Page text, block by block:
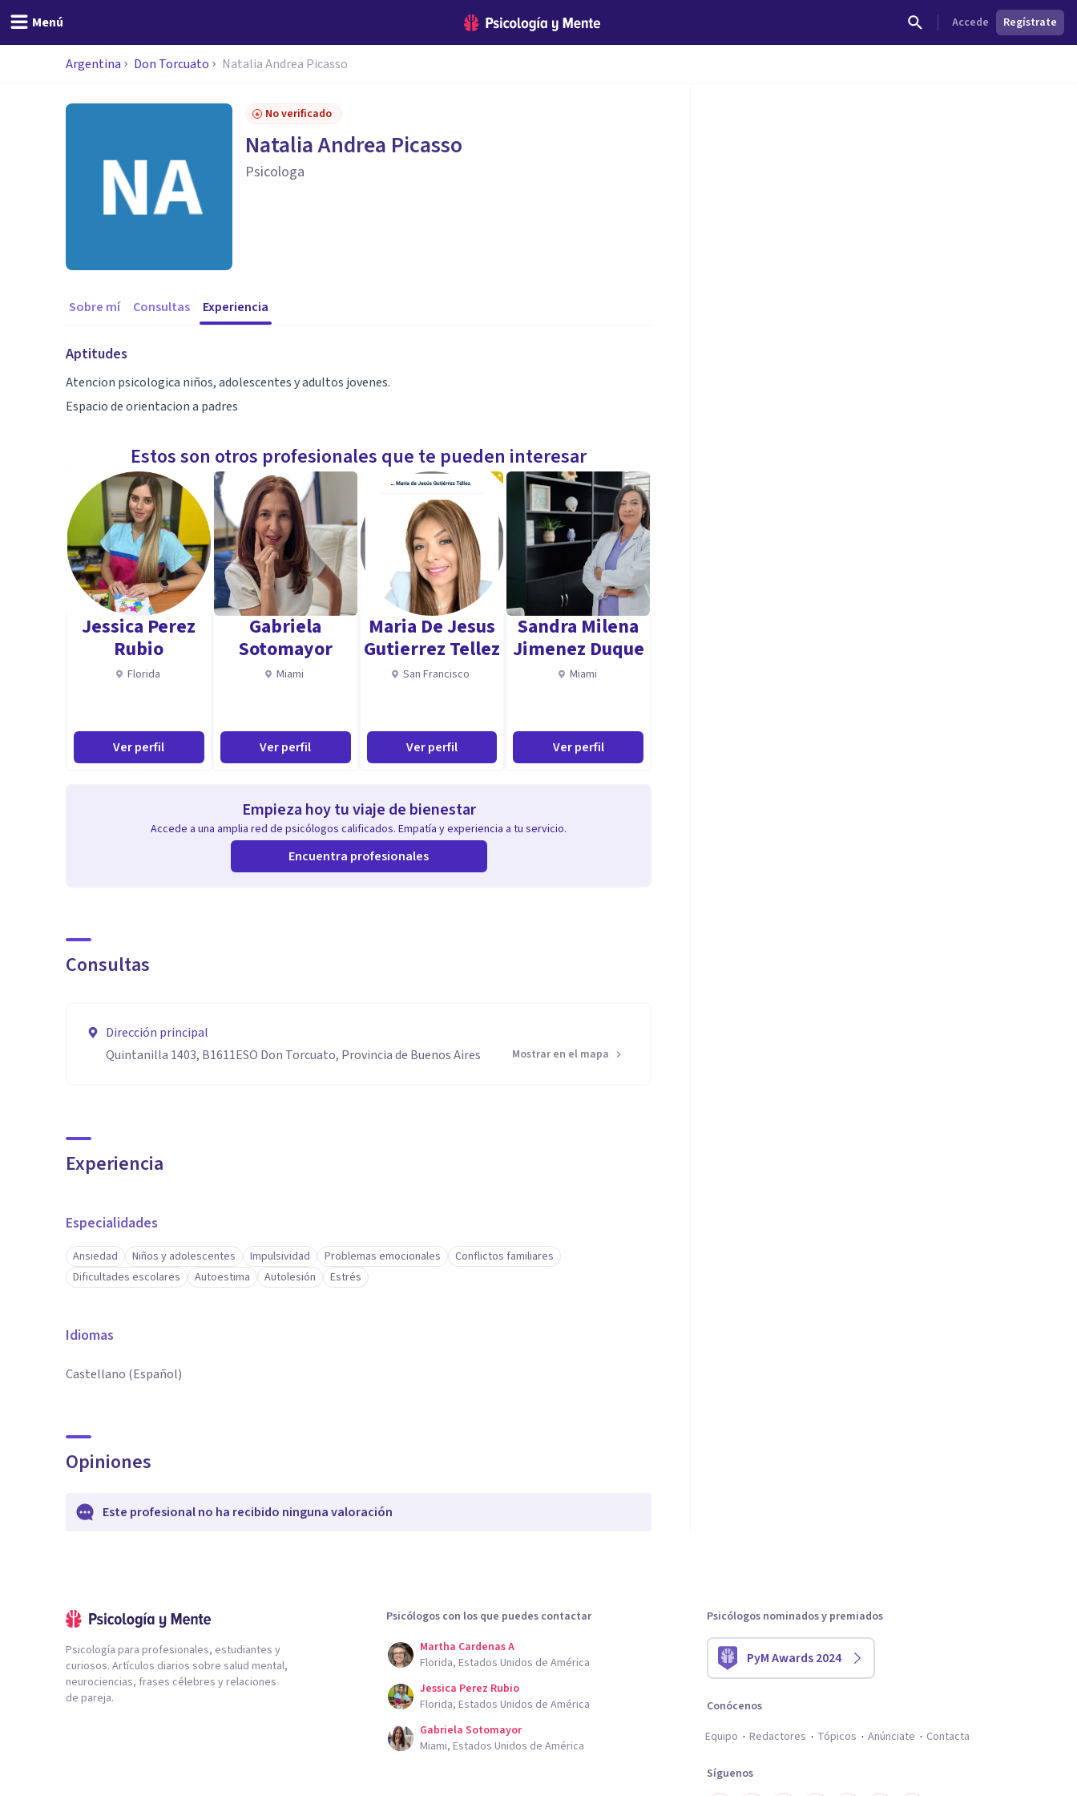
Menú Accede Regístrate
Argentina Don Torcuato Natalia Andrea Picasso
No verificado
Natalia Andrea Picasso
Psicologa
Sobre mí Consultas Experiencia
Aptitudes
Atencion psicologica niños, adolescentes y adultos jovenes.
Espacio de orientacion a padres
Estos son otros profesionales que te pueden interesar
Jessica Perez
Rubio
Florida
Ver perfil
Gabriela
Sotomayor
Miami
Ver perfil
Maria De Jesus
Gutierrez Tellez
San Francisco
Ver perfil
Sandra Milena
Jimenez Duque
Miami
Ver perfil
Empieza hoy tu viaje de bienestar
Accede a una amplia red de psicólogos calificados. Empatía y experiencia a tu servicio.
Encuentra profesionales
Consultas
Dirección principal
Quintanilla 1403, B1611ESO Don Torcuato, Provincia de Buenos Aires
Mostrar en el mapa
Experiencia
Especialidades
Ansiedad Niños y adolescentes Impulsividad Problemas emocionales
Conflictos familiares
Dificultades escolares
Autoestima Autolesión Estrés
Idiomas
Castellano (Español)
Opiniones
Este profesional no ha recibido ninguna valoración
Psicología para profesionales, estudiantes y
curiosos. Artículos diarios sobre salud mental,
neurociencias, frases célebres y relaciones
de pareja.
Psicólogos con los que puedes contactar
Martha Cardenas A
Florida, Estados Unidos de América
Jessica Perez Rubio
Florida, Estados Unidos de América
Gabriela Sotomayor
Miami, Estados Unidos de América
Psicólogos nominados y premiados
PyM Awards 2024
Conócenos
Equipo
Redactores Tópicos Anúnciate Contacta
Síguenos